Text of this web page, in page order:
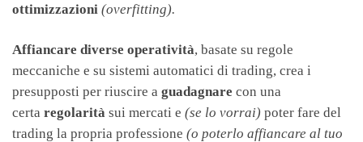
ottimizzazioni (overfitting).
Affiancare diverse operatività, basate su regole
meccaniche e su sistemi automatici di trading, crea i
presupposti per riuscire a guadagnare con una
certa regolarità sui mercati e (se lo vorrai) poter fare del
trading la propria professione (o poterlo affiancare al tuo